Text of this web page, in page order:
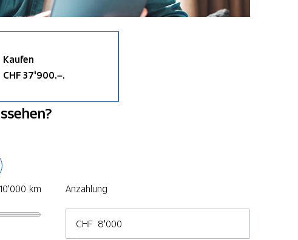
Kaufen
CHF 37'900.–.
10'000 km Anzahlung
CHF